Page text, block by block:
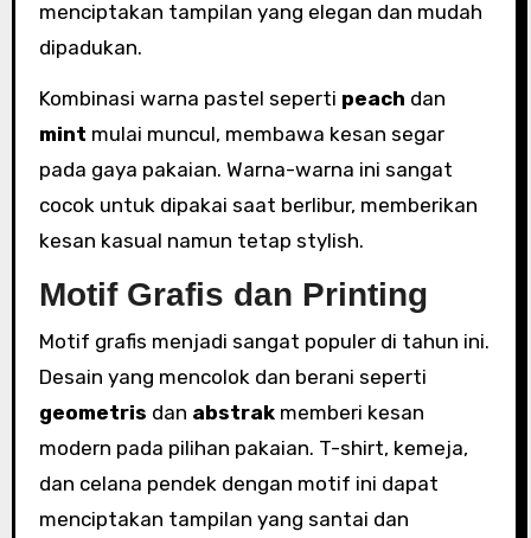
menciptakan tampilan yang elegan dan mudah
dipadukan.
Kombinasi warna pastel seperti peach dan
mint mulai muncul, membawa kesan segar
pada gaya pakaian. Warna-warna ini sangat
cocok untuk dipakai saat berlibur, memberikan
kesan kasual namun tetap stylish.
Motif Grafis dan Printing
Motif grafis menjadi sangat populer di tahun ini.
Desain yang mencolok dan berani seperti
geometris dan abstrakmemberi kesan
modern pada pilihan pakaian. T-shirt, kemeja,
dan celana pendek dengan motif ini dapat
menciptakan tampilan yang santai dan